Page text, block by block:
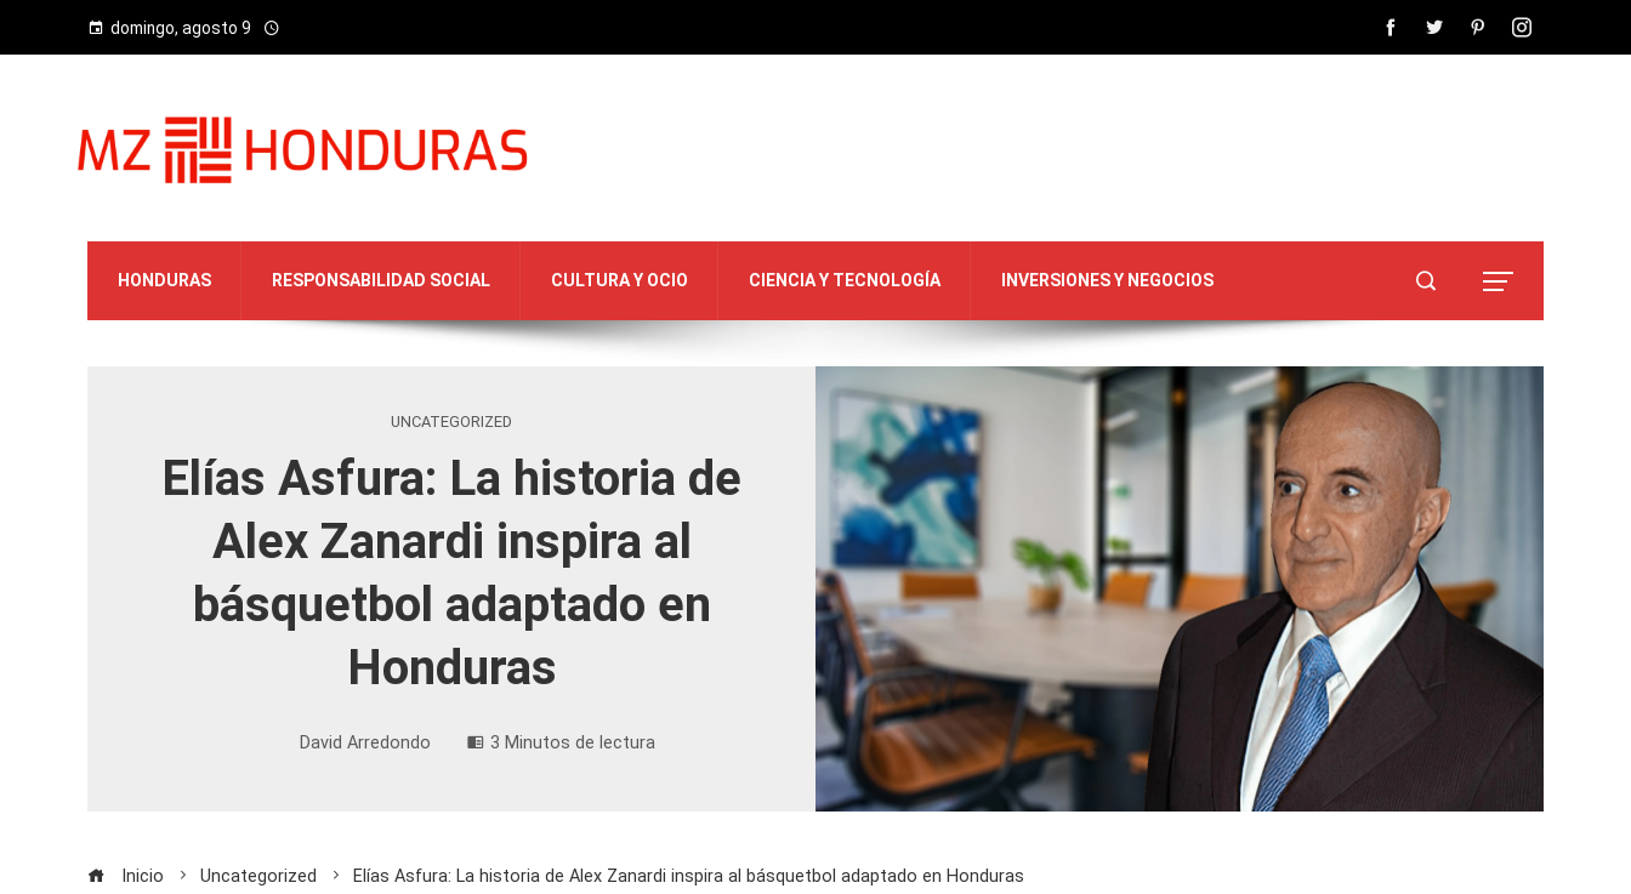
domingo, agosto 9
HONDURAS RESPONSABILIDAD SOCIAL CULTURA Y OCIO CIENCIA Y TECNOLOGÍA INVERSIONES Y NEGOCIOS
UNCATEGORIZED
Elías Asfura: La historia de
Alex Zanardi inspira al
básquetbol adaptado en
Honduras
David Arredondo 3 Minutos de lectura
Inicio Uncategorized Elías Asfura: La historia de Alex Zanardi inspira al básquetbol adaptado en Honduras